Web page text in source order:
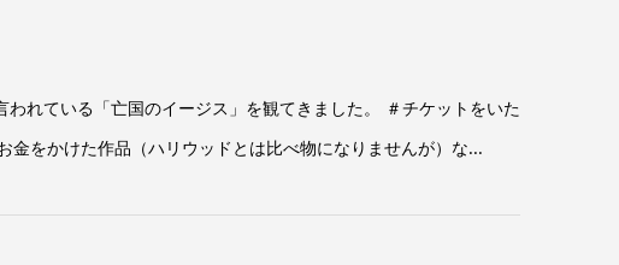
れている「亡国のイージス」を観てきました。 ＃チケットをいた
をかけた作品（ハリウッドとは比べ物になりませんが）な...